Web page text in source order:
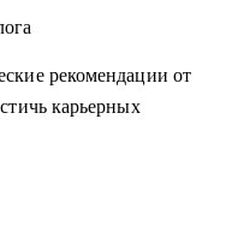
рекомендации от
карьерных